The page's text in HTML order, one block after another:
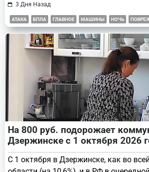
3 Дня Назад
АТАКА БПЛА ГЛАВНОЕ МАШИНЫ НОЧЬ
На 800 руб. подорожает
Дзержинске с 1 октября 2026
С 1 октября в Дзержинске, как во